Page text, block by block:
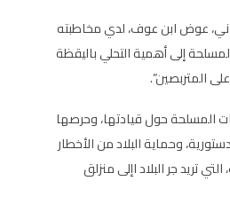
عوض ابن عوف، لدي مخاطبته
إلى أهمية التحلي باليقظة
المتربصين”.
المسلحة حول قيادتها، وحرصها
وحماية البلاد من الأخطار
تريد جر البلاد اإلى منزلق